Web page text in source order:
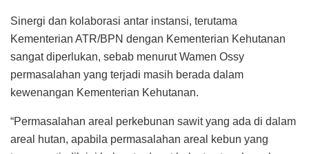
Sinergi dan kolaborasi antar instansi, terutama
Kementerian ATR/BPN dengan Kementerian Kehutanan
sangat diperlukan, sebab menurut Wamen Ossy
permasalahan yang terjadi masih berada dalam
kewenangan Kementerian Kehutanan.
“Permasalahan areal perkebunan sawit yang ada di dalam
areal hutan, apabila permasalahan areal kebun yang